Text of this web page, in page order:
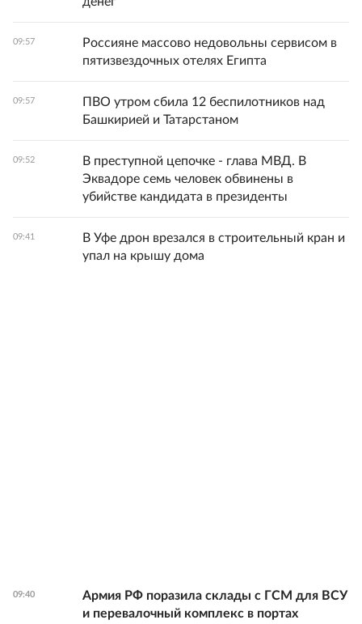
09:57
Россияне массово недовольны сервисом в
пятизвездочных отелях Египта
09:57
ПВО утром сбила 12 беспилотников над
Башкирией и Татарстаном
09:52
В преступной цепочке - глава МВД. В
Эквадоре семь человек обвинены в
убийстве кандидата в президенты
09:41
В Уфе дрон врезался в строительный кран и
упал на крышу дома
09:40
Армия РФ поразила склады с ГСМ для ВСУ
и перевалочный комплекс в портах